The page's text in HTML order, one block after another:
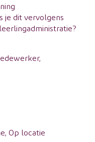
je dit vervolgens
Op locatie